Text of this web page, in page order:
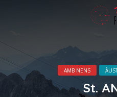
AMB NENS
St.